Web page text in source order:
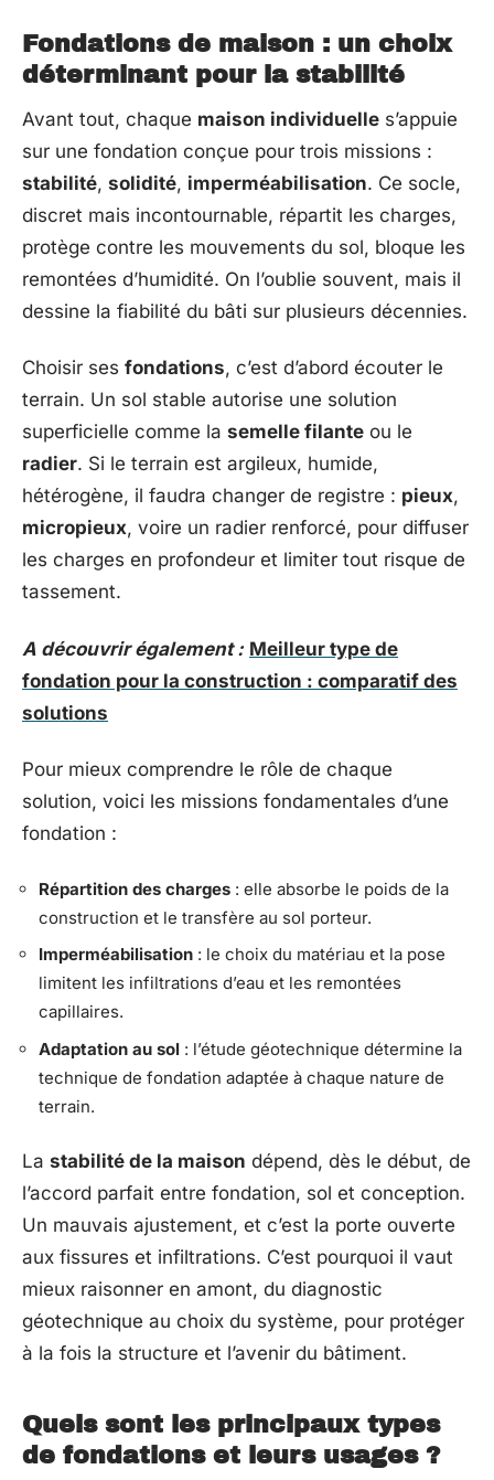
Fondations de maison : un choix
déterminant pour la stabilité
Avant tout, chaque maison individuelle s’appuie
sur une fondation conçue pour trois missions :
stabilité, solidité, imperméabilisation. Ce socle,
discret mais incontournable, répartit les charges,
protège contre les mouvements du sol, bloque les
remontées d’humidité. On l’oublie souvent, mais il
dessine la fiabilité du bâti sur plusieurs décennies.
Choisir ses fondations, c’est d’abord écouter le
terrain. Un sol stable autorise une solution
superficielle comme la semelle filante ou le
radier. Si le terrain est argileux, humide,
hétérogène, il faudra changer de registre : pieux,
micropieux, voire un radier renforcé, pour diffuser
les charges en profondeur et limiter tout risque de
tassement.
A découvrir également : Meilleur type de
fondation pour la construction : comparatif des
solutions
Pour mieux comprendre le rôle de chaque
solution, voici les missions fondamentales d’une
fondation :
Répartition des charges : elle absorbe le poids de la
construction et le transfère au sol porteur.
Imperméabilisation : le choix du matériau et la pose
limitent les infiltrations d’eau et les remontées
capillaires.
Adaptation au sol : l’étude géotechnique détermine la
technique de fondation adaptée à chaque nature de
terrain.
La stabilité de la maison dépend, dès le début, de
l’accord parfait entre fondation, sol et conception.
Un mauvais ajustement, et c’est la porte ouverte
aux fissures et infiltrations. C’est pourquoi il vaut
mieux raisonner en amont, du diagnostic
géotechnique au choix du système, pour protéger
à la fois la structure et l’avenir du bâtiment.
Quels sont les principaux types
de fondations et leurs usages ?